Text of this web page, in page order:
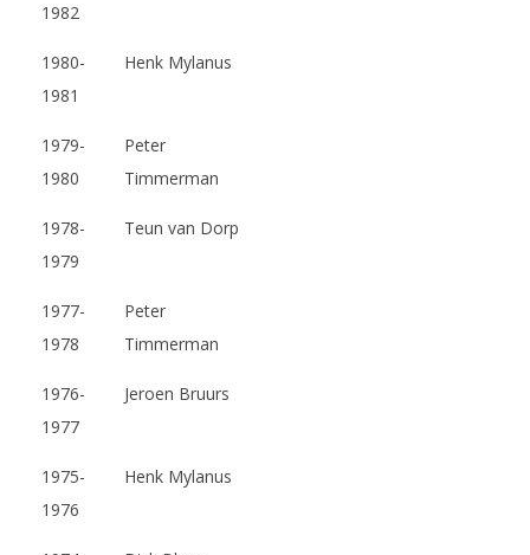
1982
1980-
1981
Henk Mylanus
1979-
1980
Peter
Timmerman
1978-
1979
Teun van Dorp
1977-
1978
Peter
Timmerman
1976-
1977
Jeroen Bruurs
1975-
1976
Henk Mylanus